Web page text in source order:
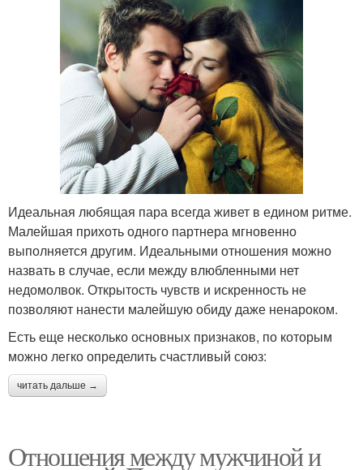
Идеальная любящая пара всегда живет в едином ритме.
Малейшая прихоть одного партнера мгновенно
выполняется другим. Идеальными отношения можно
назвать в случае, если между влюбленными нет
недомолвок. Открытость чувств и искренность не
позволяют нанести малейшую обиду даже ненароком.
Есть еще несколько основных признаков, по которым
можно легко определить счастливый союз:
читать дальше →
Отношения между мужчиной и